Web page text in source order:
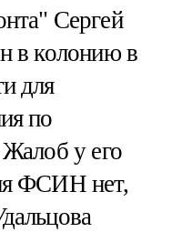
Сергей
в колонию в
для
по
у его
ФСИН нет,